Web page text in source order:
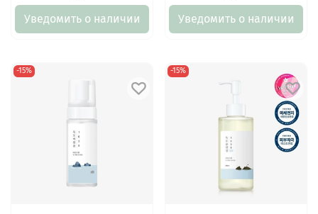
Уведомить о наличии Уведомить о наличии
-15% -15%